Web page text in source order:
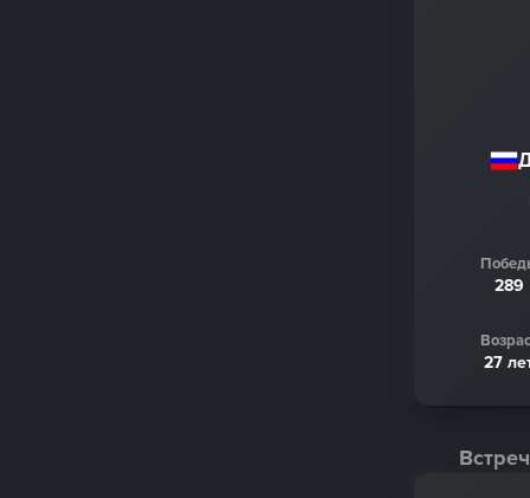
289
27